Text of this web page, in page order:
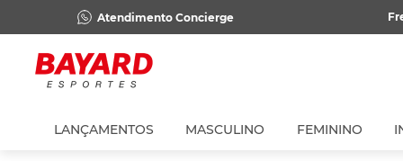
Atendimento Concierge
LANÇAMENTOS MASCULINO FEMININO